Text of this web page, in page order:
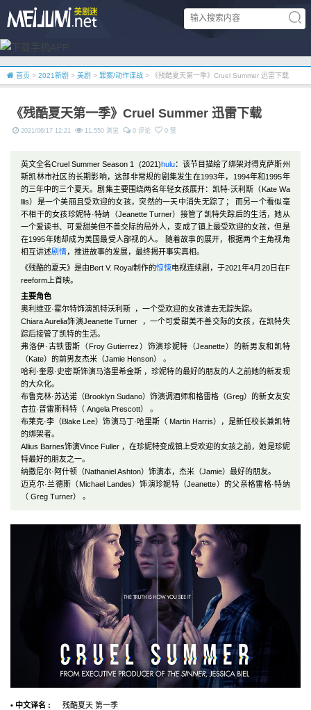
首页 > 2021新剧 > 美剧 > 罪案/动作谍战 > 《残酷夏天第一季》Cruel Summer 迅雷下载
《残酷夏天第一季》Cruel Summer 迅雷下载
2021/06/17 12:21 11,550 浏览 0 评论 0 赞
英文全名Cruel Summer Season 1 (2021)hulu：该节目描绘了绑架对得克萨斯州
斯凯林市社区的长期影响，这部非常规的剧集发生在1993年，1994年和1995年
的三年中的三个夏天。剧集主要围绕两名年轻女孩展开：凯特·沃利斯（Kate Wa
llis）是一个美丽且受欢迎的女孩，突然的一天中消失无踪了； 而另一个看似毫
不相干的女孩珍妮特·特纳（Jeanette Turner）接管了凯特失踪后的生活，她从
一个爱读书、可爱甜美但不善交际的局外人，变成了镇上最受欢迎的女孩，但是
在1995年她却成为美国最受人鄙视的人。 随着故事的展开，根据两个主角视角
相互讲述剧情，推进故事的发展，最终揭开事实真相。
《残酷的夏天》是由Bert V. Royal制作的惊悚电视连续剧，于2021年4月20日在F
reeform上首映。
主要角色
奥利维亚·霍尔特饰演凯特沃利斯 ，一个受欢迎的女孩谁去无踪失踪。
Chiara Aurelia饰演Jeanette Turner ，一个可爱甜美不善交际的女孩，在凯特失
踪后接管了凯特的生活。
弗洛伊·古铁雷斯（Froy Gutierrez）饰演珍妮特（Jeanette）的新男友和凯特
（Kate）的前男友杰米（Jamie Henson） 。
哈利·奎恩·史密斯饰演马洛里希金斯 ，珍妮特的最好的朋友的人之前她的新发现
的大众化。
布鲁克林·苏达诺（Brooklyn Sudano）饰演调酒师和格雷格（Greg）的新女友安
吉拉·普雷斯科特（ Angela Prescott） 。
布莱克·李（Blake Lee）饰演马丁·哈里斯（ Martin Harris），是新任校长兼凯特
的绑架者。
Allius Barnes饰演Vince Fuller ，在珍妮特变成镇上受欢迎的女孩之前，她是珍妮
特最好的朋友之一。
纳撒尼尔·阿什顿（Nathaniel Ashton）饰演本，杰米（Jamie）最好的朋友。
迈克尔·兰德斯（Michael Landes）饰演珍妮特（Jeanette）的父亲格雷格·特纳
（ Greg Turner） 。
• 中文译名 :
残酷夏天 第一季